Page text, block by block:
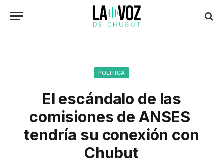
POLÍTICA
El escándalo de las
comisiones de ANSES
tendría su conexión con
Chubut